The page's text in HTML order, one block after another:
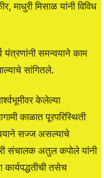
माधुरी मिसाळ यांनी विविध
यंत्रणांनी समन्वयाने काम
सांगितले.
केलेल्या
काळात पूरपरिस्थिती
सज्ज असल्याचे
संचालक अतुल कपोले यांनी
कार्यपद्धतीची तसेच